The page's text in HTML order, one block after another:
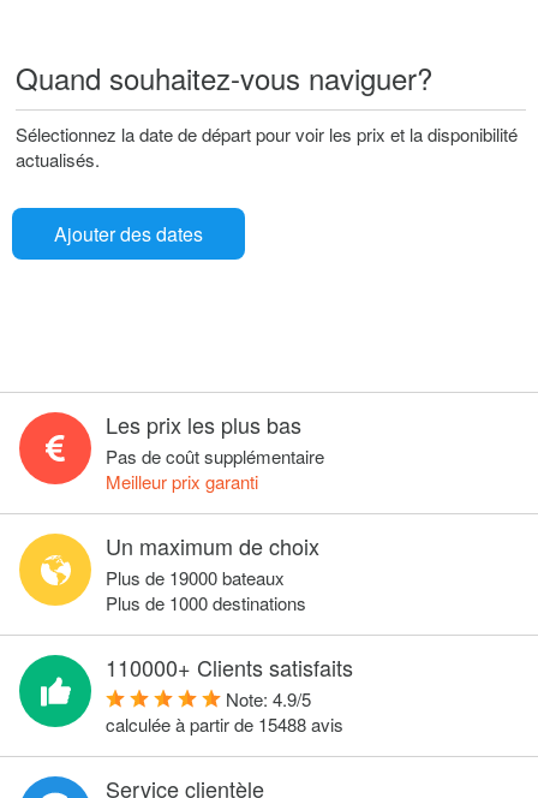
Quand souhaitez-vous naviguer?
Sélectionnez la date de départ pour voir les prix et la disponibilité
actualisés.
Ajouter des dates
Les prix les plus bas
Pas de coût supplémentaire
Meilleur prix garanti
Un maximum de choix
Plus de 19000 bateaux
Plus de 1000 destinations
110000+ Clients satisfaits
Note: 4.9/5
calculée à partir de 15488avis
Service clientèle